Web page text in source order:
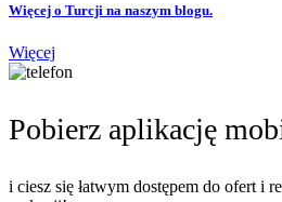
Więcej o Turcji na naszym blogu.
Więcej
Pobierz aplikację
i ciesz się łatwym dostępem do ofert i